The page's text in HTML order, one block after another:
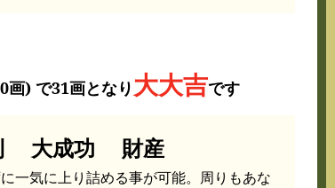
) で31画となり 大大吉です
大成功 財産
一気に上り詰める事が可能。周りもあな